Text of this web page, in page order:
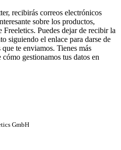
recibirás correos electrónicos
sobre los productos,
Freeletics. Puedes dejar de recibir la
siguiendo el enlace para darse de
te enviamos. Tienes más
gestionamos tus datos en
GmbH